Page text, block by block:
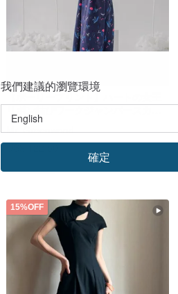
【ポーリープリント】ハートの女王
リボン結びワークジャンパースカー
ト ウォレス 小飛龍
Mr. Greenwood
US$ 122.50
15%OFF
我們建議的瀏覽環境
確定